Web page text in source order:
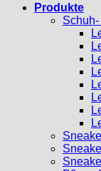
Produkte